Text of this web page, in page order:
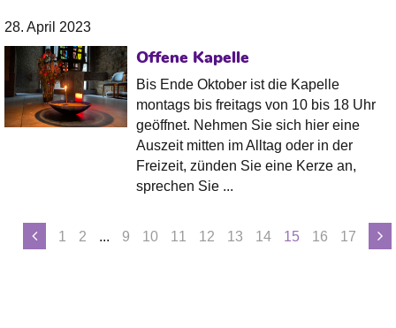
28. April 2023
Offene Kapelle
Bis Ende Oktober ist die Kapelle
montags bis freitags von 10 bis 18 Uhr
geöffnet. Nehmen Sie sich hier eine
Auszeit mitten im Alltag oder in der
Freizeit, zünden Sie eine Kerze an,
sprechen Sie ...
1 2 ... 9 10 11 12 13 14 15 16 17